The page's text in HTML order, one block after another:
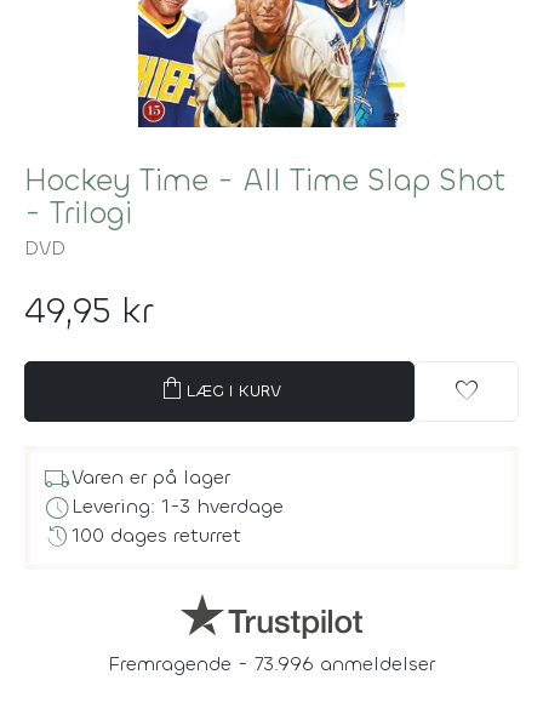
Hockey Time - All Time Slap Shot
- Trilogi
DVD
49,95 kr
shopping_bag LÆG I KURV favorite
local_shippingVaren er på lager
scheduleLevering: 1-3 hverdage
history100 dages returret
Fremragende - 73.996 anmeldelser